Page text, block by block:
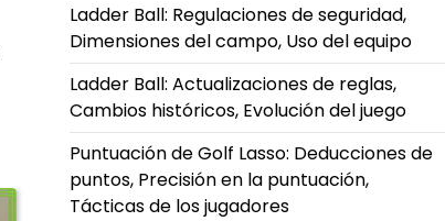
Ladder Ball: Regulaciones de seguridad,
Dimensiones del campo, Uso del equipo
Ladder Ball: Actualizaciones de reglas,
Cambios históricos, Evolución del juego
Puntuación de Golf Lasso: Deducciones de
puntos, Precisión en la puntuación,
Tácticas de los jugadores